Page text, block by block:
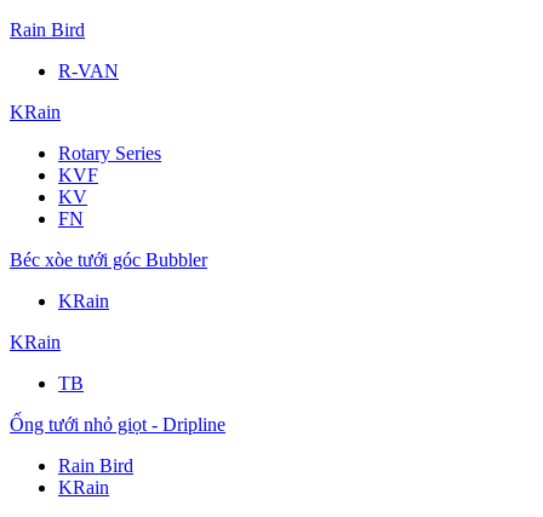
Rain Bird
R-VAN
KRain
Rotary Series
KVF
KV
FN
Béc xòe tưới góc Bubbler
KRain
KRain
TB
Ống tưới nhỏ giọt - Dripline
Rain Bird
KRain